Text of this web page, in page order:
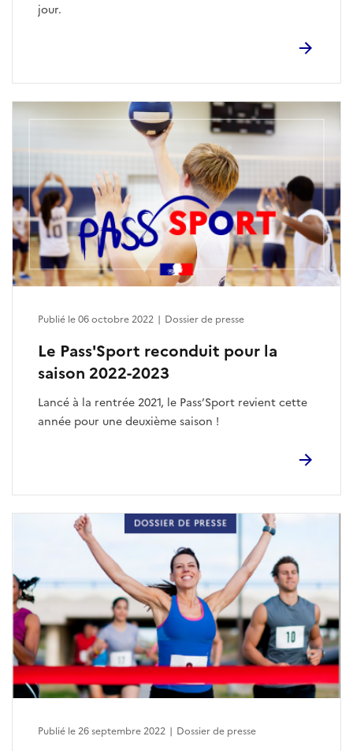
jour.
Le Pass'Sport reconduit pour la
saison 2022-2023
Lancé à la rentrée 2021, le Pass’Sport revient cette
année pour une deuxième saison !
Publié le 06 octobre 2022 | Dossier de presse
Publié le 26 septembre 2022 | Dossier de presse